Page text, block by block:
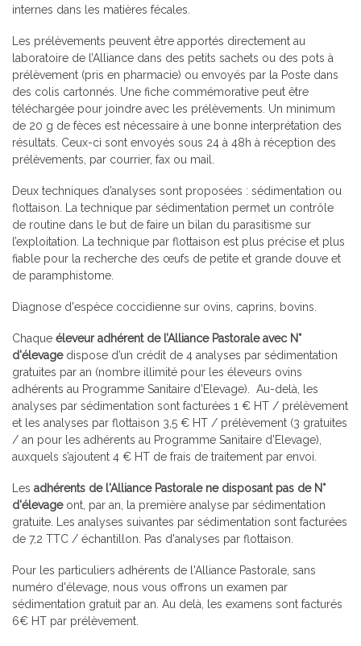
internes dans les matières fécales.
Les prélèvements peuvent être apportés directement au
laboratoire de l’Alliance dans des petits sachets ou des pots à
prélèvement (pris en pharmacie) ou envoyés par la Poste dans
des colis cartonnés. Une fiche commémorative peut être
téléchargée pour joindre avec les prélèvements. Un minimum
de 20 g de fèces est nécessaire à une bonne interprétation des
résultats. Ceux-ci sont envoyés sous 24 à 48h à réception des
prélèvements, par courrier, fax ou mail.
Deux techniques d’analyses sont proposées : sédimentation ou
flottaison. La technique par sédimentation permet un contrôle
de routine dans le but de faire un bilan du parasitisme sur
l’exploitation. La technique par flottaison est plus précise et plus
fiable pour la recherche des œufs de petite et grande douve et
de paramphistome.
Diagnose d'espèce coccidienne sur ovins, caprins, bovins.
Chaque éleveur adhérentde l’Alliance Pastorale avec N°
d'élevagedispose d’un crédit de 4 analyses par sédimentation
gratuites par an (nombre illimité pour les éleveurs ovins
adhérents au Programme Sanitaire d’Elevage). Au-delà, les
analyses par sédimentation sont facturées 1 € HT / prélèvement
et les analyses par flottaison 3,5 € HT / prélèvement (3 gratuites
/ an pour les adhérents au Programme Sanitaire d’Elevage),
auxquels s’ajoutent 4 € HT de frais de traitement par envoi.
Les adhérents de l'Alliance Pastorale ne disposant pas de N°
d'élevageont, par an, la première analyse par sédimentation
gratuite. Les analyses suivantes par sédimentation sont facturées
de 7,2 TTC / échantillon. Pas d'analyses par flottaison.
Pour les particuliers adhérents de l'Alliance Pastorale, sans
numéro d'élevage, nous vous offrons un examen par
sédimentation gratuit par an. Au delà, les examens sont facturés
6€ HT par prélèvement.